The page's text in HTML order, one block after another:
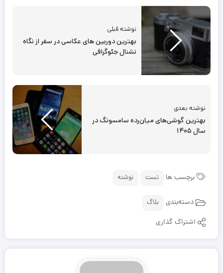
نوشته قبلی
بهترین دوربین های عکاسی در سفر از نگاه
نشنال جئوگرافی
نوشته بعدی
بهترین گوشی‌های میان‌رده سامسونگ در
سال ۱۴۰۵
برچسب ها تست نوشته
دسته‌بندی بلاگ
اشتراک گذاری